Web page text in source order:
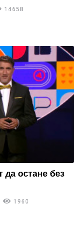
14658
да остане без
1960